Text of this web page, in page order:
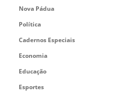
Nova Pádua
Política
Cadernos Especiais
Economia
Educação
Esportes